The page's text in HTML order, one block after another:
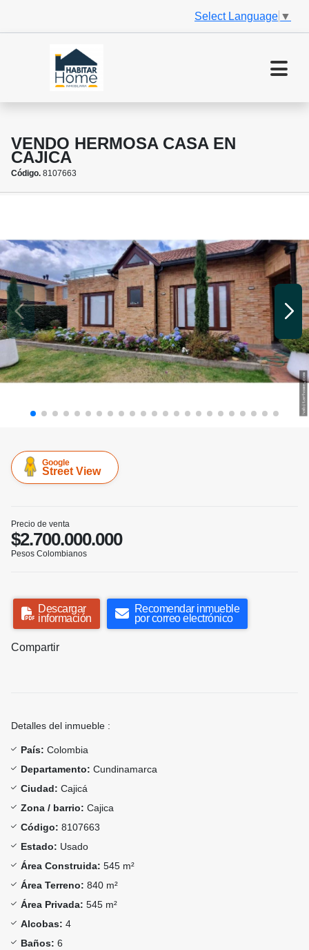
Select Language ▼
VENDO HERMOSA CASA EN
CAJICA
Código. 8107663
Google
Street View
Precio de venta
$2.700.000.000
Pesos Colombianos
Descargar
información
Recomendar inmueble
por correo electrónico
Compartir
Detalles del inmueble :
País: Colombia
Departamento: Cundinamarca
Ciudad: Cajicá
Zona / barrio: Cajica
Código: 8107663
Estado: Usado
Área Construida: 545 m²
Área Terreno: 840 m²
Área Privada: 545 m²
Alcobas: 4
Baños: 6